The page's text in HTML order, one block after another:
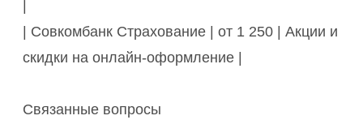
| Совкомбанк Страхование | от 1 250 | Акции и
скидки на онлайн-оформление |
Связанные вопросы